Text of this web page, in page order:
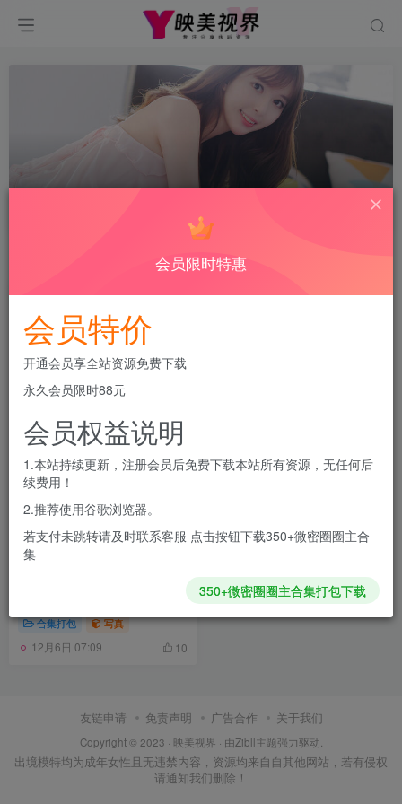
点赞 评论
合集打包 写真
12月6日 07:09 10
友链申请 免责声明 广告合作 关于我们
Copyright © 2023 · 映美视界 · 由Zibll主题强力驱动.
出境模特均为成年女性且无违禁内容，资源均来自自其他网站，若有侵权
请通知我们删除！
会员限时特惠
会员特价
开通会员享全站资源免费下载
永久会员限时88元
会员权益说明
1.本站持续更新，注册会员后免费下载本站所有资源，无任何后
续费用！
2.推荐使用谷歌浏览器。
若支付未跳转请及时联系客服 点击按钮下载350+微密圈圈主合
集
350+微密圈圈主合集打包下载